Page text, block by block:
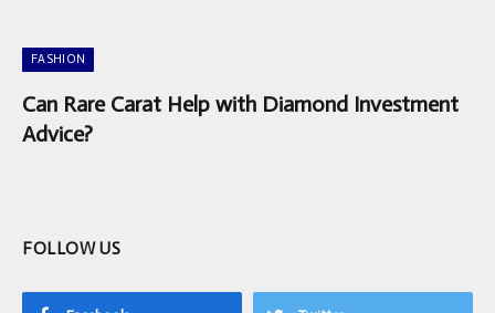
FASHION
Can Rare Carat Help with Diamond Investment
Advice?
FOLLOW US